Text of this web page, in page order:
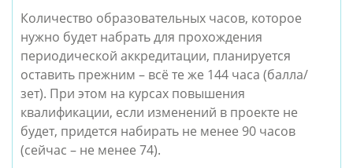
Количество образовательных часов, которое
нужно будет набрать для прохождения
периодической аккредитации, планируется
оставить прежним – всё те же 144 часа (балла/
зет). При этом на курсах повышения
квалификации, если изменений в проекте не
будет, придется набирать не менее 90 часов
(сейчас – не менее 74).